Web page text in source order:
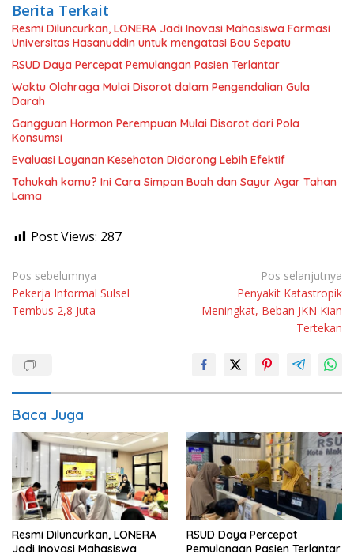
Berita Terkait
Resmi Diluncurkan, LONERA Jadi Inovasi Mahasiswa Farmasi
Universitas Hasanuddin untuk mengatasi Bau Sepatu
RSUD Daya Percepat Pemulangan Pasien Terlantar
Waktu Olahraga Mulai Disorot dalam Pengendalian Gula
Darah
Gangguan Hormon Perempuan Mulai Disorot dari Pola
Konsumsi
Evaluasi Layanan Kesehatan Didorong Lebih Efektif
Tahukah kamu? Ini Cara Simpan Buah dan Sayur Agar Tahan
Lama
Post Views: 287
Navigasi
pos
Pos sebelumnya
Pekerja Informal Sulsel
Tembus 2,8 Juta
Pos selanjutnya
Penyakit Katastropik
Meningkat, Beban JKN Kian
Tertekan
Baca Juga
Resmi Diluncurkan, LONERA
Jadi Inovasi Mahasiswa
RSUD Daya Percepat
Pemulangan Pasien Terlantar